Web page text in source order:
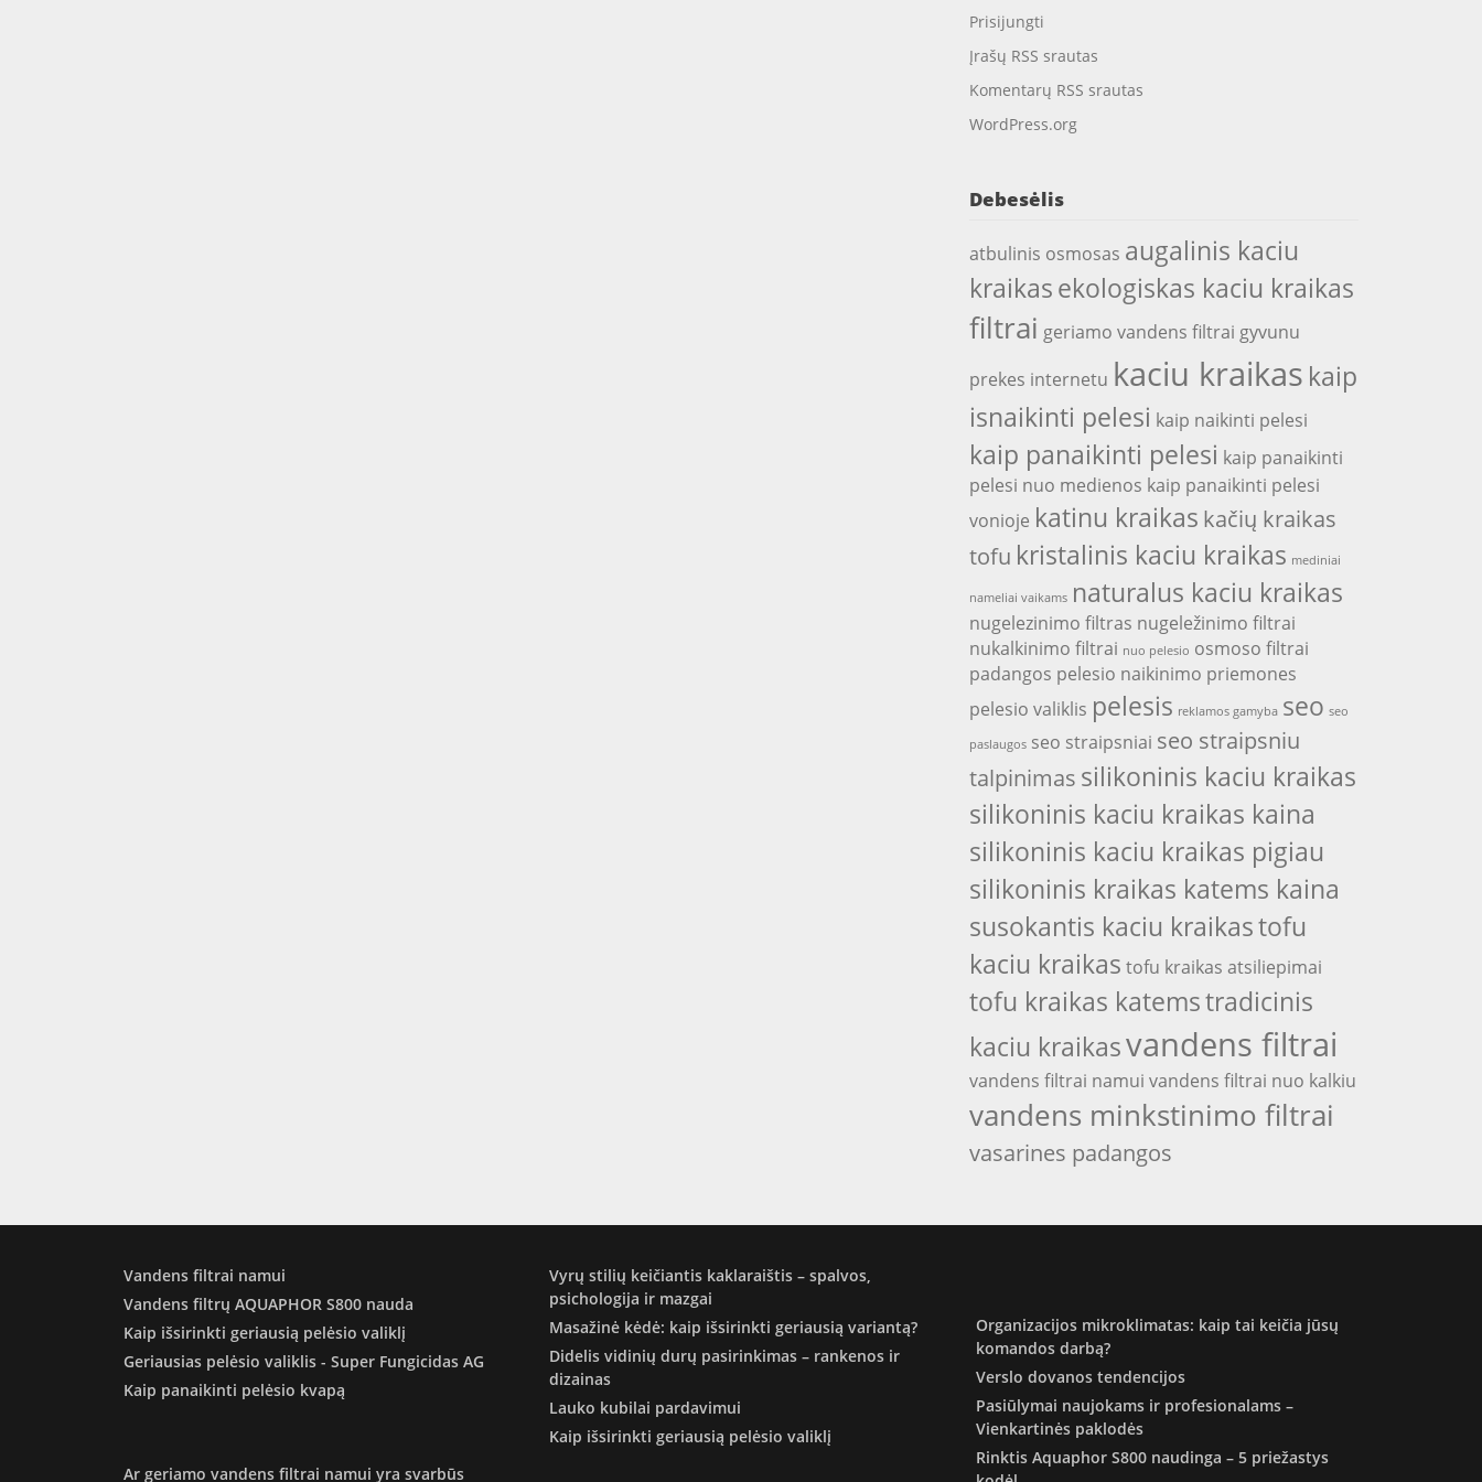
Prisijungti
Įrašų RSS srautas
Komentarų RSS srautas
WordPress.org
Debesėlis
atbulinis osmosas augalinis kaciu
kraikasekologiskas kaciu kraikas
filtrai geriamo vandens filtrai gyvunu
prekes internetu kaciu kraikas kaip
isnaikinti pelesi kaip naikinti pelesi
kaip panaikinti pelesi kaip panaikinti
pelesi nuo medienos kaip panaikinti pelesi
vonioje katinu kraikas kačių kraikas
tofu kristalinis kaciu kraikas mediniai
nameliai vaikams naturalus kaciu kraikas
nugelezinimo filtras nugeležinimo filtrai
nukalkinimo filtrai nuo pelesio osmoso filtrai
padangos pelesio naikinimo priemones
pelesio valiklis pelesis reklamos gamyba seo seo
paslaugos seo straipsniai seo straipsniu
talpinimas silikoninis kaciu kraikas
silikoninis kaciu kraikas kaina
silikoninis kaciu kraikas pigiau
silikoninis kraikas katems kaina
susokantis kaciu kraikastofu
kaciu kraikas tofu kraikas atsiliepimai
tofu kraikas katemstradicinis
kaciu kraikasvandens filtrai
vandens filtrai namui vandens filtrai nuo kalkiu
vandens minkstinimo filtrai
vasarines padangos
Vandens filtrai namui
Vandens filtrų AQUAPHOR S800 nauda
Kaip išsirinkti geriausią pelėsio valiklį
Geriausias pelėsio valiklis - Super Fungicidas AG
Kaip panaikinti pelėsio kvapą
Ar geriamo vandens filtrai namui yra svarbūs
Vyrų stilių keičiantis kaklaraištis – spalvos,
psichologija ir mazgai
Masažinė kėdė: kaip išsirinkti geriausią variantą?
Didelis vidinių durų pasirinkimas – rankenos ir
dizainas
Lauko kubilai pardavimui
Kaip išsirinkti geriausią pelėsio valiklį
Organizacijos mikroklimatas: kaip tai keičia jūsų
komandos darbą?
Verslo dovanos tendencijos
Pasiūlymai naujokams ir profesionalams –
Vienkartinės paklodės
Rinktis Aquaphor S800 naudinga – 5 priežastys